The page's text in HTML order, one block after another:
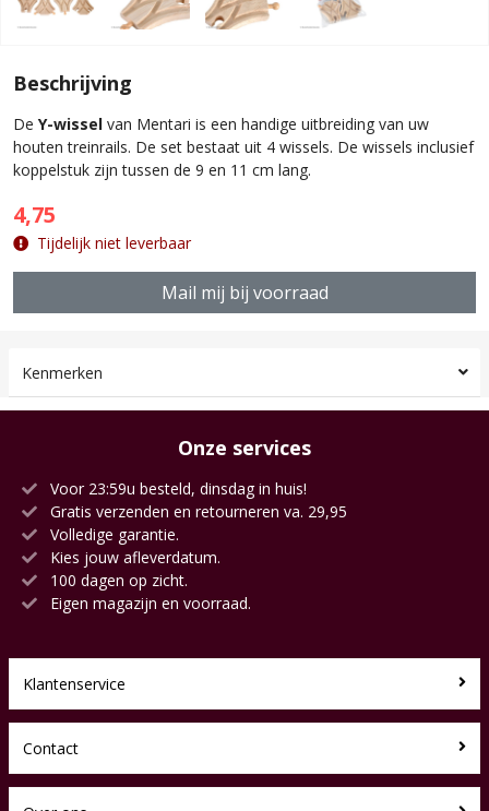
Beschrijving
De Y-wissel van Mentari is een handige uitbreiding van uw
houten treinrails. De set bestaat uit 4 wissels. De wissels inclusief
koppelstuk zijn tussen de 9 en 11 cm lang.
4,75
Tijdelijk niet leverbaar
Mail mij bij voorraad
Kenmerken
Onze services
Voor 23:59u besteld, dinsdag in huis!
Gratis verzenden en retourneren va. 29,95
Volledige garantie.
Kies jouw afleverdatum.
100 dagen op zicht.
Eigen magazijn en voorraad.
Klantenservice
Contact